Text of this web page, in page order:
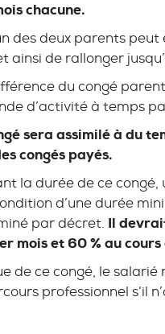
chacune.
des deux parents
ainsi de rallonger
du congé
d’activité à temps
sera assimilé à du
congés payés.
la durée de ce
d’une durée
par décret. Il
mois et 60 % au cours
de ce congé, le
professionnel s’il